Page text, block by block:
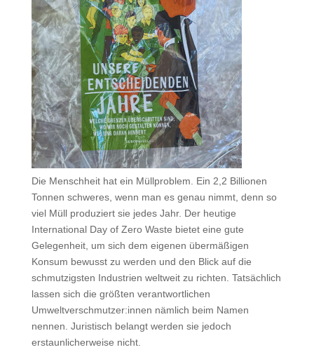
Die Menschheit hat ein Müllproblem. Ein 2,2 Billionen
Tonnen schweres, wenn man es genau nimmt, denn so
viel Müll produziert sie jedes Jahr. Der heutige
International Day of Zero Waste bietet eine gute
Gelegenheit, um sich dem eigenen übermäßigen
Konsum bewusst zu werden und den Blick auf die
schmutzigsten Industrien weltweit zu richten. Tatsächlich
lassen sich die größten verantwortlichen
Umweltverschmutzer:innen nämlich beim Namen
nennen. Juristisch belangt werden sie jedoch
erstaunlicherweise nicht.